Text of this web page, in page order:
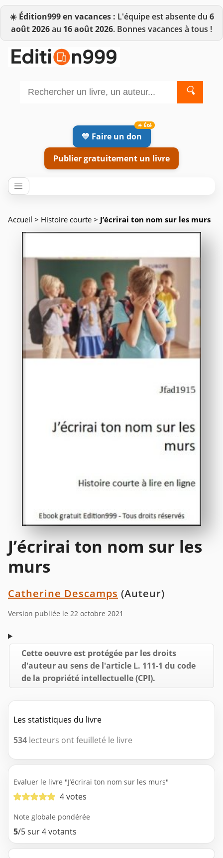
☀️ Édition999 en vacances : L'équipe est absente du 6
août 2026au 16 août 2026. Bonnes vacances à tous !
🔍
💛 Faire un don
Publier gratuitement un livre
Accueil > Histoire courte > J’écrirai ton nom sur les murs
J’écrirai ton nom sur les
murs
Catherine Descamps (Auteur)
Version publiée le 22 octobre 2021
Cette oeuvre est protégée par les droits
d'auteur au sens de l'article L. 111-1 du code
de la propriété intellectuelle (CPI).
Les statistiques du livre
534 lecteurs ont feuilleté le livre
Evaluer le livre "J’écrirai ton nom sur les murs"
4 votes
Note globale pondérée
5/5 sur 4 votants